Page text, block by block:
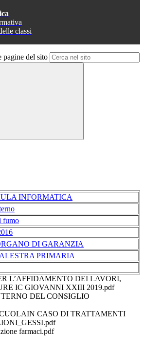
classi
pagine del sito
INFORMATICA
fumo
DI GARANZIA
PRIMARIA
L’AFFIDAMENTO DEI LAVORI,
IC GIOVANNI XXIII 2019.pdf
DEL CONSIGLIO
CASO DI TRATTAMENTI
farmaci.pdf